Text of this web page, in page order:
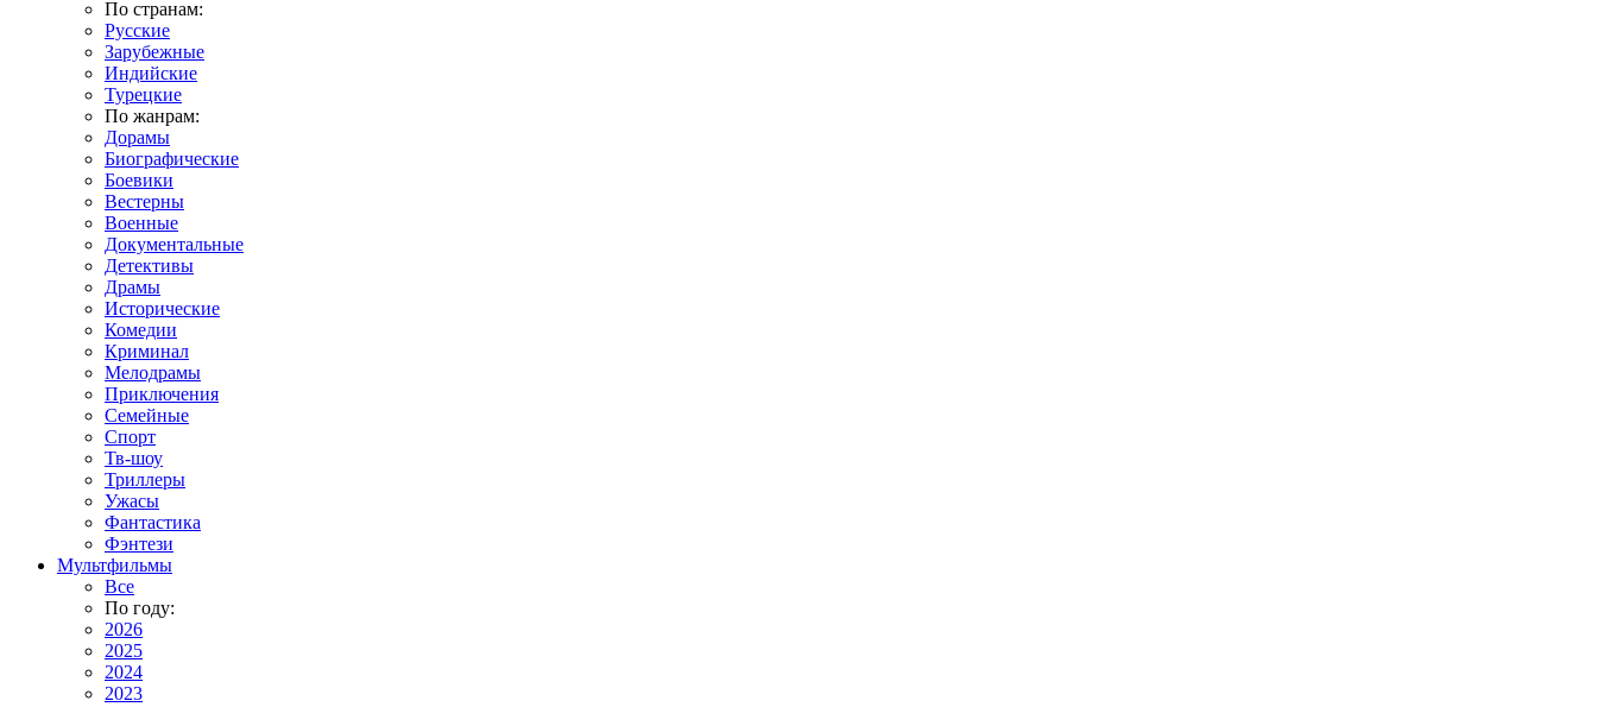
По странам:
Русские
Зарубежные
Индийские
Турецкие
По жанрам:
Дорамы
Биографические
Боевики
Вестерны
Военные
Документальные
Детективы
Драмы
Исторические
Комедии
Криминал
Мелодрамы
Приключения
Семейные
Спорт
Тв-шоу
Триллеры
Ужасы
Фантастика
Фэнтези
Мультфильмы
Все
По году:
2026
2025
2024
2023